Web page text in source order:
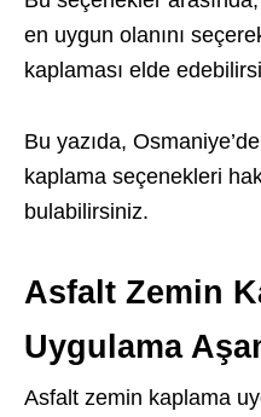
en uygun olanını
kaplaması elde
Bu yazıda,
kaplama seçenekleri
bulabilirsiniz.
Asfalt Zemin
Uygulama
Asfalt zemin kaplama